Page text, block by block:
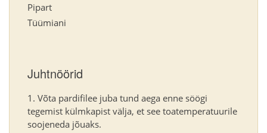
Pipart
Tüümiani
Juhtnöörid
Võta pardifilee juba tund aega enne söögi
tegemist külmkapist välja, et see toatemperatuurile
soojeneda jõuaks.